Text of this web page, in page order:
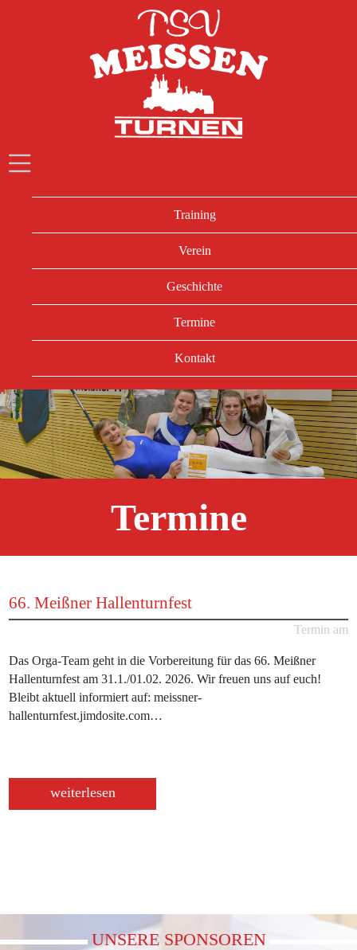
Training
Verein
Geschichte
Termine
Kontakt
Termine
66. Meißner Hallenturnfest
Termin am
Das Orga-Team geht in die Vorbereitung für das 66. Meißner
Hallenturnfest am 31.1./01.02. 2026. Wir freuen uns auf euch!
Bleibt aktuell informiert auf: meissner-
hallenturnfest.jimdosite.com…
weiterlesen
UNSERE SPONSOREN